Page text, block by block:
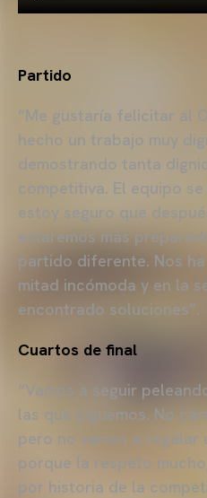
Partido
“Me gustaría felicitar al
hecho un trabajo muy
demostrando tanta
competitiva. El equipo
estoy seguro que
estaremos más
partido diferente. Nos
mitad incómoda y en la
encontrado soluciones”.
Cuartos de final
“Vamos a seguir
las que juguemos. No
pero no vamos a
porque la respeto
por historia de la